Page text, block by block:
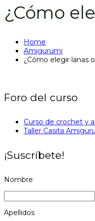
¿Cómo
Home
Amigurumi
¿Cómo elegir lanas
Foro del curso
Curso de crochet y
Taller Casita
¡Suscríbete!
Nombre
Apellidos